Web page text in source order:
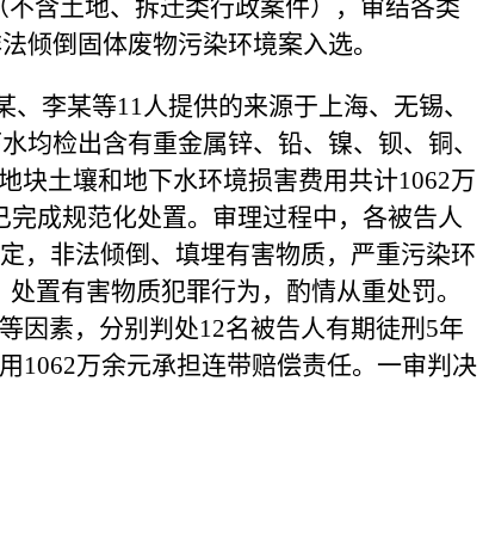
含土地、拆迁类行政案件），审结各类
倾倒固体废物污染环境案入选。
李某等11人提供的来源于上海、无锡、
均检出含有重金属锌、铅、镍、钡、铜、
块土壤和地下水环境损害费用共计1062万
成规范化处置。审理过程中，各被告人
，非法倾倒、填埋有害物质，严重污染环
置有害物质犯罪行为，酌情从重处罚。
因素，分别判处12名被告人有期徒刑5年
1062万余元承担连带赔偿责任。一审判决